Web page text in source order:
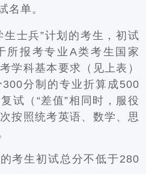
名单。
生士兵”计划的考生，初试
所报考专业A类考生国家
学科基本要求（见上表）
分制的专业折算成500
试（“差值”相同时，服役
按照统考英语、数学、思
考生初试总分不低于280